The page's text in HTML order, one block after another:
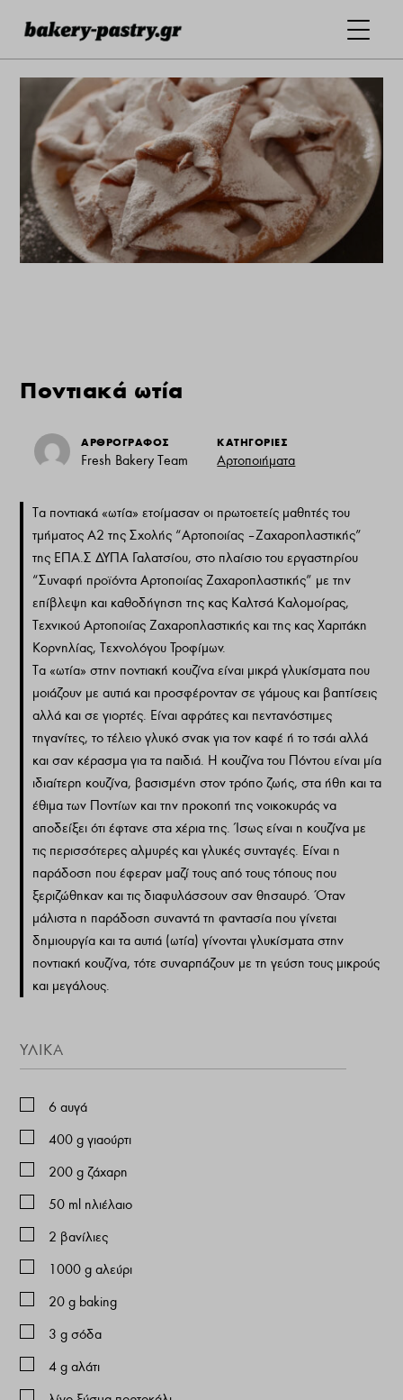
Ποντιακά ωτία
ΑΡΘΡΟΓΡΑΦΟΣ
Fresh Bakery Team
ΚΑΤΗΓΟΡΙΕΣ
Αρτοποιήματα
Τα ποντιακά «ωτία» ετοίμασαν οι πρωτοετείς μαθητές του
τμήματος Α2 της Σχολής “Αρτοποιίας – Ζαχαροπλαστικής”
της ΕΠΑ.Σ ΔΥΠΑ Γαλατσίου, στο πλαίσιο του εργαστηρίου
“Συναφή προϊόντα Αρτοποιίας Ζαχαροπλαστικής” με την
επίβλεψη και καθοδήγηση της κας Καλτσά Καλομοίρας,
Τεχνικού Αρτοποιίας Ζαχαροπλαστικής και της κας Χαριτάκη
Κορνηλίας, Τεχνολόγου Τροφίμων.
Τα «ωτία» στην ποντιακή κουζίνα είναι μικρά γλυκίσματα που
μοιάζουν με αυτιά και προσφέρονταν σε γάμους και βαπτίσεις
αλλά και σε γιορτές. Είναι αφράτες και πεντανόστιμες
τηγανίτες, το τέλειο γλυκό σνακ για τον καφέ ή το τσάι αλλά
και σαν κέρασμα για τα παιδιά. Η κουζίνα του Πόντου είναι μία
ιδιαίτερη κουζίνα, βασισμένη στον τρόπο ζωής, στα ήθη και τα
έθιμα των Ποντίων και την προκοπή της νοικοκυράς να
αποδείξει ότι έφτανε στα χέρια της. Ίσως είναι η κουζίνα με
τις περισσότερες αλμυρές και γλυκές συνταγές. Είναι η
παράδοση που έφεραν μαζί τους από τους τόπους που
ξεριζώθηκαν και τις διαφυλάσσουν σαν θησαυρό. Όταν
μάλιστα η παράδοση συναντά τη φαντασία που γίνεται
δημιουργία και τα αυτιά (ωτία) γίνονται γλυκίσματα στην
ποντιακή κουζίνα, τότε συναρπάζουν με τη γεύση τους μικρούς
και μεγάλους.
ΥΛΙΚΑ
6 αυγά
400 g γιαούρτι
200 g ζάχαρη
50 ml ηλιέλαιο
2 βανίλιες
1000 g αλεύρι
20 g baking
3 g σόδα
4 g αλάτι